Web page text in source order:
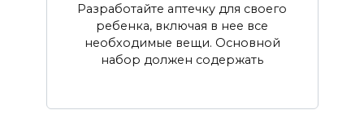
Разработайте аптечку для своего
ребенка, включая в нее все
необходимые вещи. Основной
набор должен содержать